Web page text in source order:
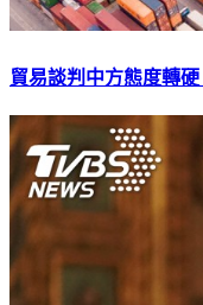
貿易談判中方態度轉